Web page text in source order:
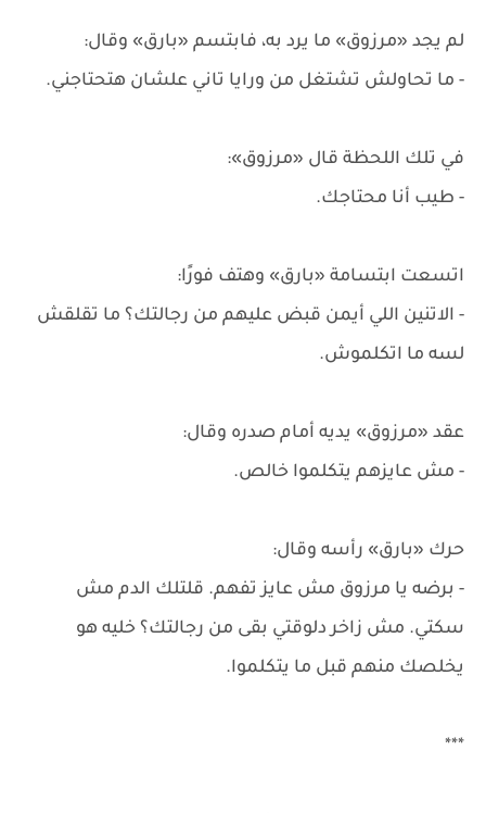
لم يجد «مرزوق» ما يرد به، فابتسم «بارق» وقال:
- ما تحاولش تشتغل من ورايا تاني علشان هتحتاجني.
في تلك اللحظة قال «مرزوق»:
- طيب أنا محتاجك.
اتسعت ابتسامة «بارق» وهتف فورًا:
- الاتنين اللي أيمن قبض عليهم من رجالتك؟ ما تقلقش
لسه ما اتكلموش.
عقد «مرزوق» يديه أمام صدره وقال:
- مش عايزهم يتكلموا خالص.
حرك «بارق» رأسه وقال:
- برضه يا مرزوق مش عايز تفهم. قلتلك الدم مش
سكتي. مش زاخر دلوقتي بقى من رجالتك؟ خليه هو
يخلصك منهم قبل ما يتكلموا.
***